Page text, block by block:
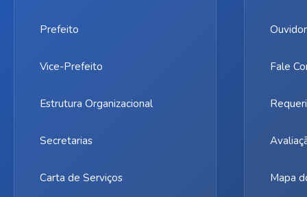
Prefeito
Vice-Prefeito
Estrutura Organizacional
Secretarias
Carta de Serviços
Fale
Mapa